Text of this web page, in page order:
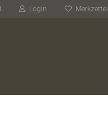
Login Merkzettel